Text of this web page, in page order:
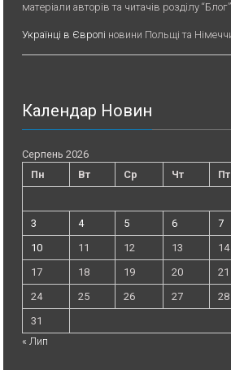
матеріали авторів та читачів розділу “Блог”
Українці в Європі новини Польщі та
Календар Новин
Серпень 2026
Пн
Вт Ср Чт Пт
3
4 5 6 7
10
11 12 13 14
17
18 19 20 21
24
25 26 27 28
31
« Лип